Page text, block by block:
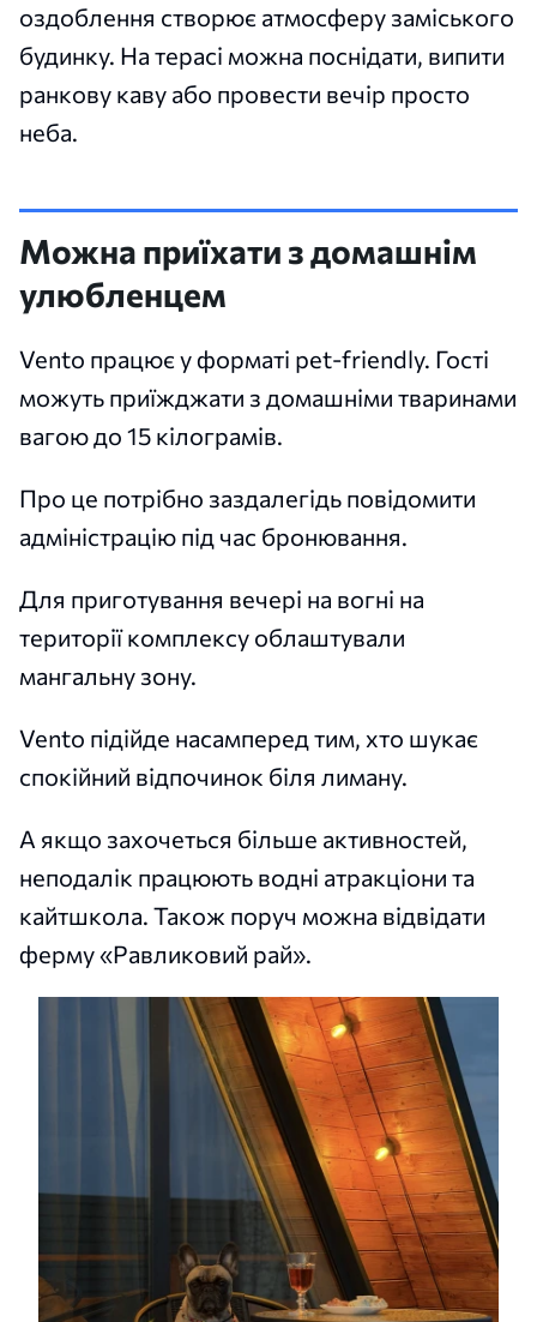
оздоблення створює атмосферу заміського
будинку. На терасі можна поснідати, випити
ранкову каву або провести вечір просто
неба.
Можна приїхати з домашнім
улюбленцем
Vento працює у форматі pet-friendly. Гості
можуть приїжджати з домашніми тваринами
вагою до 15 кілограмів.
Про це потрібно заздалегідь повідомити
адміністрацію під час бронювання.
Для приготування вечері на вогні на
території комплексу облаштували
мангальну зону.
Vento підійде насамперед тим, хто шукає
спокійний відпочинок біля лиману.
А якщо захочеться більше активностей,
неподалік працюють водні атракціони та
кайтшкола. Також поруч можна відвідати
ферму «Равликовий рай».